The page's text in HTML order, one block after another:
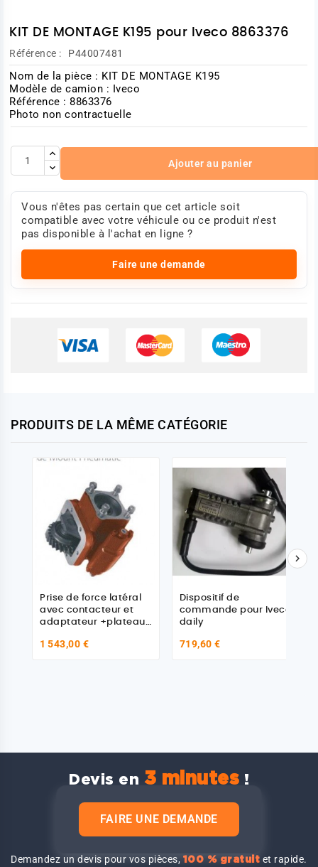
KIT DE MONTAGE K195 pour Iveco 8863376
Référence : P44007481
Nom de la pièce : KIT DE MONTAGE K195
Modèle de camion : Iveco
Référence : 8863376
Photo non contractuelle
Ajouter au panier
Vous n'êtes pas certain que cet article soit
compatible avec votre véhicule ou ce produit n'est
pas disponible à l'achat en ligne ?
Faire une demande
PRODUITS DE LA MÊME CATÉGORIE
Prise de force latéral
avec contacteur et
adaptateur +plateau
1 543,00 €
Dispositif de
commande pour Iveco
daily
719,60 €

Devis en 3 minutes !
FAIRE UNE DEMANDE
Demandez un devis pour vos pièces,100 % gratuit et rapide.